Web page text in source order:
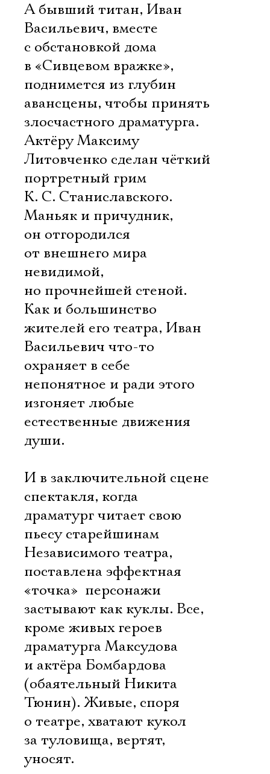
А бывший титан, Иван
Васильевич, вместе
с обстановкой дома
в «Сивцевом вражке»,
поднимется из глубин
авансцены, чтобы принять
злосчастного драматурга.
Актёру Максиму
Литовченко сделан чёткий
портретный грим
К. С. Станиславского.
Маньяк и причудник,
он отгородился
от внешнего мира
невидимой,
но прочнейшей стеной.
Как и большинство
жителей его театра, Иван
Васильевич что-то
охраняет в себе
непонятное и ради этого
изгоняет любые
естественные движения
души.
И в заключительной сцене
спектакля, когда
драматург читает свою
пьесу старейшинам
Независимого театра,
поставлена эффектная
«точка»  персонажи
застывают как куклы. Все,
кроме живых героев 
драматурга Максудова
и актёра Бомбардова
(обаятельный Никита
Тюнин). Живые, споря
о театре, хватают кукол
за туловища, вертят,
уносят.
Электропочта